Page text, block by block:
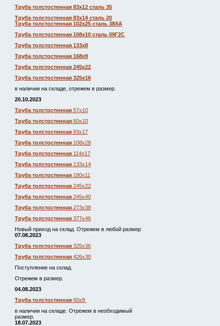
Труба толстостенная 83х12 сталь 35
Труба толстостенная 83х14 сталь 20
Труба толстостенная 102х25 сталь 38ХА
Труба толстостенная 108х10 сталь 09Г2С
Труба толстостенная 133х8
Труба толстостенная 168х9
Труба толстостенная 245х22
Труба толстостенная 325х16
в наличии на складе, отрежем в размер.
20.10.2023
Труба толстостенная 57х10
Труба толстостенная 60х10
Труба толстостенная 83х17
Труба толстостенная 108х28
Труба толстостенная 114х17
Труба толстостенная 133х14
Труба толстостенная 180х11
Труба толстостенная 245х22
Труба толстостенная 245х40
Труба толстостенная 273х38
Труба толстостенная 377х46
Новый приход на склад. Отрежем в любой размер
07.08.2023
Труба толстостенная 325х36
Труба толстостенная 426х30
Поступление на склад.
Отрежем в размер.
04.08.2023
Труба толстостенная 60х8
в наличии на складе. Отрежем в необходимый
размер.
18.07.2023